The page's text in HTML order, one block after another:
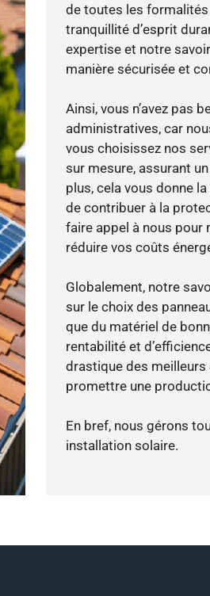
de toutes les
tranquillité d’esprit
expertise et notre
manière sécurisée et
Ainsi, vous n’avez pas
administratives, car
vous choisissez nos
sur mesure, assurant
plus, cela vous donne
de contribuer à la
faire appel à nous pour
réduire vos coûts
Globalement, notre
sur le choix des
que du matériel de
rentabilité et
drastique des meilleurs
promettre une
En bref, nous gérons
installation solaire.